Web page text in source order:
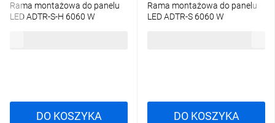
Rama montażowa do panelu
LED ADTR-S-H 6060 W
DO KOSZYKA
Rama montażowa do panelu
LED ADTR-S 6060 W
DO KOSZYKA